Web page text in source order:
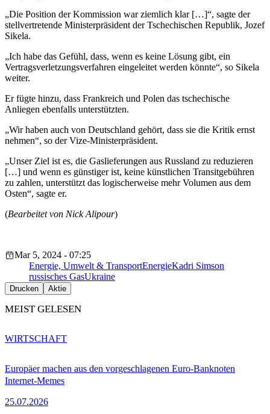
„Die Position der Kommission war ziemlich klar […]“, sagte der
stellvertretende Ministerpräsident der Tschechischen Republik, Jozef
Sikela.
„Ich habe das Gefühl, dass, wenn es keine Lösung gibt, ein
Vertragsverletzungsverfahren eingeleitet werden könnte“, so Sikela
weiter.
Er fügte hinzu, dass Frankreich und Polen das tschechische
Anliegen ebenfalls unterstützten.
„Wir haben auch von Deutschland gehört, dass sie die Kritik ernst
nehmen“, so der Vize-Ministerpräsident.
„Unser Ziel ist es, die Gaslieferungen aus Russland zu reduzieren
[…] und wenn es günstiger ist, keine künstlichen Transitgebühren
zu zahlen, unterstützt das logischerweise mehr Volumen aus dem
Osten“, sagte er.
(Bearbeitet von Nick Alipour)
Mar 5, 2024 - 07:25
Energie, Umwelt & TransportEnergieKadri Simson
russisches GasUkraine
Drucken Aktie
MEIST GELESEN
Europäer machen aus den vorgeschlagenen Euro-Banknoten
Internet-Memes
25.07.2026
WIRTSCHAFT